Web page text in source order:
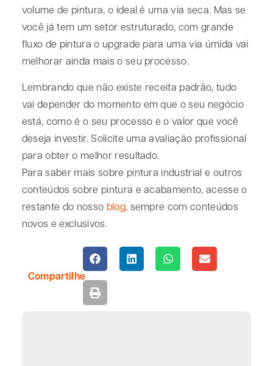
volume de pintura, o ideal é uma via seca. Mas se
você já tem um setor estruturado, com grande
fluxo de pintura o upgrade para uma via úmida vai
melhorar ainda mais o seu processo.
Lembrando que não existe receita padrão, tudo
vai depender do momento em que o seu negócio
está, como é o seu processo e o valor que você
deseja investir. Solicite uma avaliação profissional
para obter o melhor resultado.
Para saber mais sobre pintura industrial e outros
conteúdos sobre pintura e acabamento, acesse o
restante do nosso blog, sempre com conteúdos
novos e exclusivos.
Compartilhe